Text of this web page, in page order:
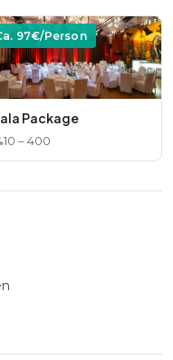
97€/Person
Package
10 –400